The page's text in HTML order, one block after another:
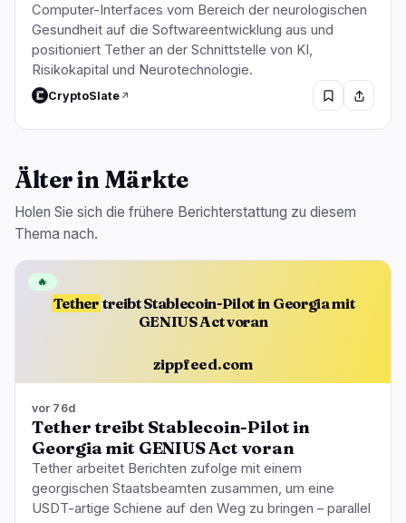
Computer-Interfaces vom Bereich der neurologischen
Gesundheit auf die Softwareentwicklung aus und
positioniert Tether an der Schnittstelle von KI,
Risikokapital und Neurotechnologie.
CryptoSlate
Älter in Märkte
Holen Sie sich die frühere Berichterstattung zu diesem
Thema nach.
Tether treibt Stablecoin-Pilot in Georgia mit
GENIUS Act voran
zippfeed.com
🔥
vor 76d
Tether treibt Stablecoin-Pilot in
Georgia mit GENIUS Act voran
Tether arbeitet Berichten zufolge mit einem
georgischen Staatsbeamten zusammen, um eine
USDT-artige Schiene auf den Weg zu bringen – parallel